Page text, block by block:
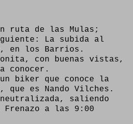
ruta de las Mulas;
La subida al
en los Barrios.
con buenas vistas,
conocer.
biker que conoce la
que es Nando Vilches.
saliendo
a las 9:00